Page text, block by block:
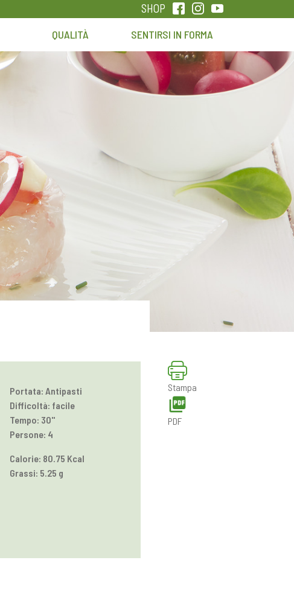
SHOP
QUALITÀ SENTIRSI IN FORMA
Portata: Antipasti
Difficoltà: facile
Tempo: 30''
Persone: 4
Calorie: 80.75 Kcal
Grassi: 5.25 g
Stampa
PDF